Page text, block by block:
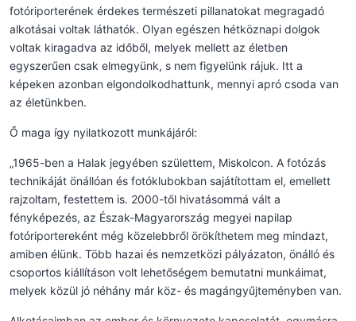
fotóriporterének érdekes természeti pillanatokat megragadó
alkotásai voltak láthatók. Olyan egészen hétköznapi dolgok
voltak kiragadva az időből, melyek mellett az életben
egyszerűen csak elmegyünk, s nem figyelünk rájuk. Itt a
képeken azonban elgondolkodhattunk, mennyi apró csoda van
az életünkben.
Ő maga így nyilatkozott munkájáról:
„1965-ben a Halak jegyében születtem, Miskolcon. A fotózás
technikáját önállóan és fotóklubokban sajátítottam el, emellett
rajzoltam, festettem is. 2000-től hivatásommá vált a
fényképezés, az Észak-Magyarország megyei napilap
fotóriportereként még közelebbről örökíthetem meg mindazt,
amiben élünk. Több hazai és nemzetközi pályázaton, önálló és
csoportos kiállításon volt lehetőségem bemutatni munkáimat,
melyek közül jó néhány már köz- és magángyűjteményben van.